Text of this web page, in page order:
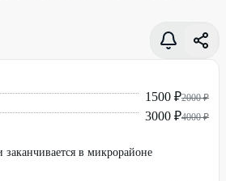
1500 ₽2000 ₽
3000 ₽4000 ₽
заканчивается в микрорайоне